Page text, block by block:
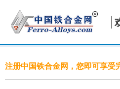
注册中国铁合金网，您即可享受